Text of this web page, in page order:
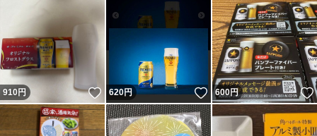
910円 いいね！
620円 いいね！
600円